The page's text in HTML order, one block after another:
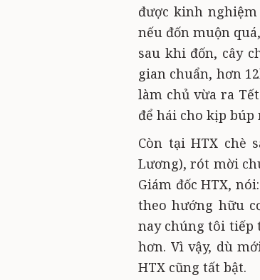
được kinh
nếu đốn muộn
sau khi đốn, cây
gian chuẩn, hơn
làm chủ vừa ra
để hái cho kịp búp
Còn tại HTX chè
Lương), rót mời
Giám đốc HTX,
theo hướng hữu
nay chúng tôi tiếp
hơn. Vì vậy, dù
HTX cũng tất bật.